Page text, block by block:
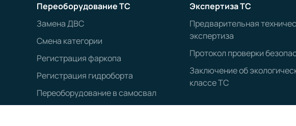
Переоборудование ТС
Замена ДВС
Смена категории
Регистрация фаркопа
Регистрация гидроборта
Переоборудование в самосвал
Экспертиза ТС
Предварительная
экспертиза
Протокол проверки
Заключение об
классе ТС